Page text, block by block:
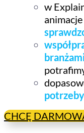
w
potrzeby
CHCĘ